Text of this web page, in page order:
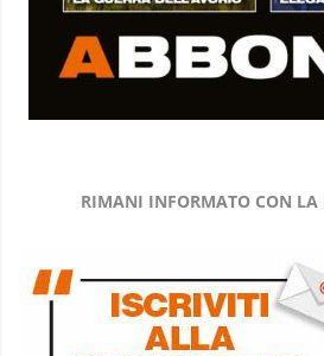
RIMANI INFORMATO CON LA